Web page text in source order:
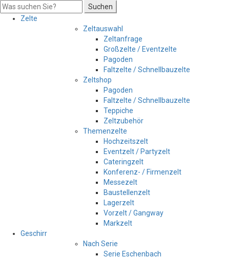
Suchen
Zelte
Zeltauswahl
Zeltanfrage
Großzelte / Eventzelte
Pagoden
Faltzelte / Schnellbauzelte
Zeltshop
Pagoden
Faltzelte / Schnellbauzelte
Teppiche
Zeltzubehör
Themenzelte
Hochzeitszelt
Eventzelt / Partyzelt
Cateringzelt
Konferenz- / Firmenzelt
Messezelt
Baustellenzelt
Lagerzelt
Vorzelt / Gangway
Markzelt
Geschirr
Nach Serie
Serie Eschenbach